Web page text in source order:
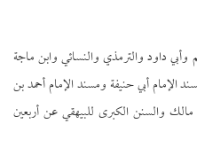
داود والترمذي والنسائي وابن ماجة
الإمام أبي حنيفة ومسند الإمام أحمد بن
والسنن الكبرى للبيهقي عن أربعين